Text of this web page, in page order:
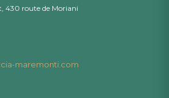
430 route de Moriani
maremonti.com